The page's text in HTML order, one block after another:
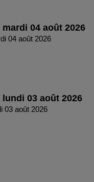
04 août 2026
04 août 2026
03 août 2026
03 août 2026